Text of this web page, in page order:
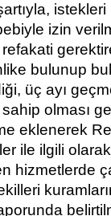
izin
bulunup
üç ayı
olması
eklenerek
ile ilgili
hizmetlerde